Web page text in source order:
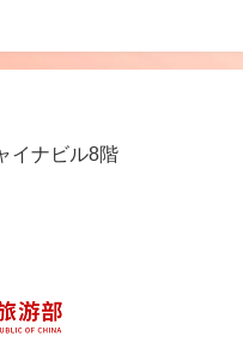
イナビル8階